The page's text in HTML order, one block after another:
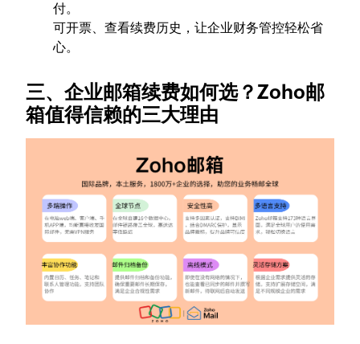
付。
可开票、查看续费历史，让企业财务管控轻松省
心。
三、企业邮箱续费如何选？Zoho邮
箱值得信赖的三大理由